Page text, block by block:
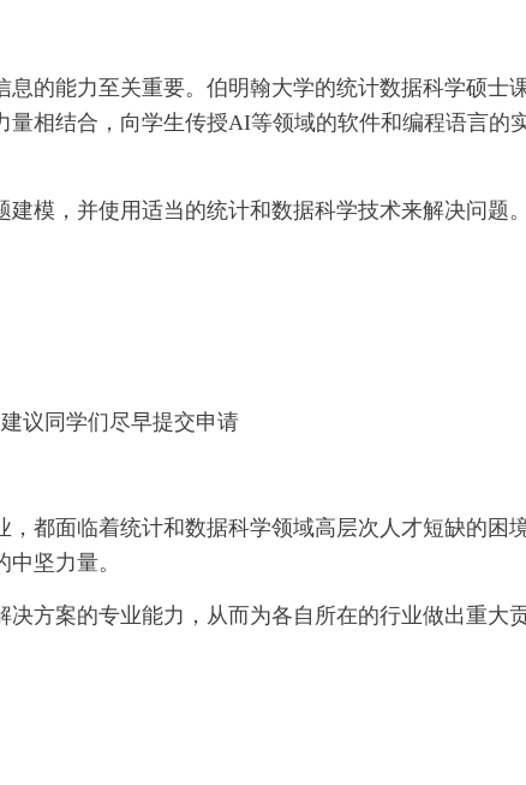
的能力至关重要。伯明翰大学的统计数据科学硕士
相结合，向学生传授AI等领域的软件和编程语言的
模，并使用适当的统计和数据科学技术来解决问题
议同学们尽早提交申请
都面临着统计和数据科学领域高层次人才短缺的困
坚力量。
方案的专业能力，从而为各自所在的行业做出重大